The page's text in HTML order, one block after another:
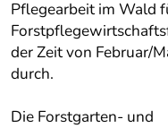
Pflegearbeit im Wald
der Zeit von Februar/
durch.
Die Forstgarten- und